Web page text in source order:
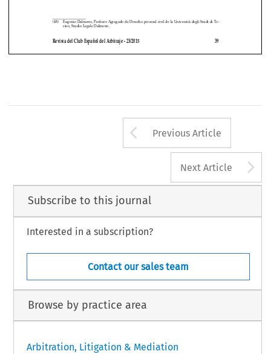

 

Arrow button
Previous Article
Next Article
Subscribe to this journal
Interested in a subscription?
Contact our sales team
Browse by practice area
Arbitration, Litigation & Mediation